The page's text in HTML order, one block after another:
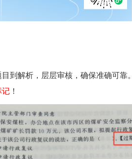
到解析，层层审核，确保准确可靠。
记 ！